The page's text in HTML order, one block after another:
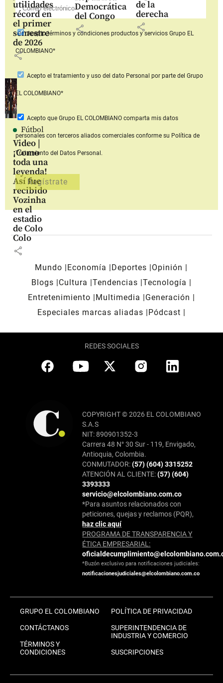
utilidades
récord en
el primer
semestre
de 2026
share
Democrática
del Congo
share
de la
derecha
share
Fútbol
Video |
¡Como
toda una
leyenda!
Así fue
recibido
Vozinha
en el
estadio
de Colo
Colo
share
Aceptotérminos y condiciones productos y serviciosGrupo EL
COLOMBIANO*
Acepto el tratamiento y uso del dato Personal por parte del Grupo
EL COLOMBIANO*
Acepto que Grupo EL COLOMBIANOcomparta mis datos
personales con terceros aliados comerciales conforme su Política de
Tratamiento del Datos Personal.
Mundo Economía Deportes
Opinión
Blogs
Cultura Tendencias Tecnología
Entretenimiento
Multimedia
Generación
Especiales marcas aliadas
Pódcast
REDES SOCIALES
COPYRIGHT © 2026 EL COLOMBIANO
S.A.S
NIT: 890901352-3
Carrera 48 N° 30 Sur - 119, Envigado,
Antioquia, Colombia.
CONMUTADOR:(57) (604) 3315252
ATENCIÓN AL CLIENTE:(57) (604)
3393333
servicio@elcolombiano.com.co
*Para asuntos relacionados con
peticiones, quejas y reclamos (PQR),
haz clic aquí
PROGRAMA DE TRANSPARENCIA Y
ÉTICA EMPRESARIAL:
*Buzón exclusivo para notificaciones judiciales:
notificacionesjudiciales@elcolombiano.com.co
GRUPO EL COLOMBIANO
CONTÁCTANOS
TÉRMINOS Y
CONDICIONES
POLÍTICA DE PRIVACIDAD
SUPERINTENDENCIA DE
INDUSTRIA Y COMERCIO
SUSCRIPCIONES